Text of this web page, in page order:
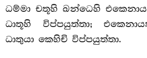
ධම්මා චතූහි ඛන්ධෙහි
ධාතූහි විප්පයුත්තා;
ධාතුයා කෙහිචි විප්පයුත්තා.